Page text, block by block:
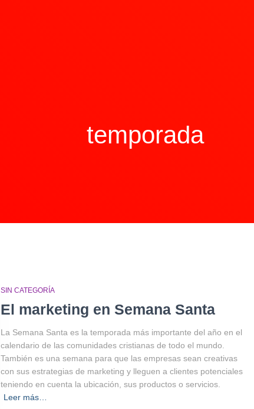
temporada
SIN CATEGORÍA
El marketing en Semana Santa
La Semana Santa es la temporada más importante del año en el
calendario de las comunidades cristianas de todo el mundo.
También es una semana para que las empresas sean creativas
con sus estrategias de marketing y lleguen a clientes potenciales
teniendo en cuenta la ubicación, sus productos o servicios.
Leer más…